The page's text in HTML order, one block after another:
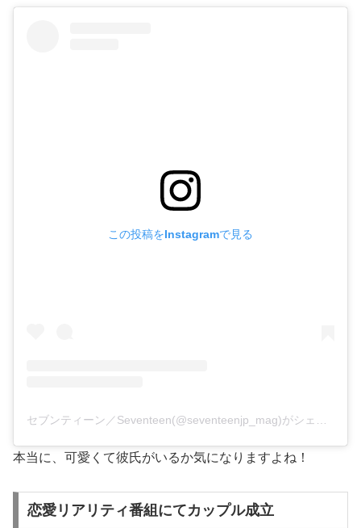
この投稿をInstagramで見る
本当に、可愛くて彼氏がいるか気になりますよね！
恋愛リアリティ番組にてカップル成立